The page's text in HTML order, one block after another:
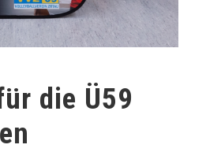
die Ü59